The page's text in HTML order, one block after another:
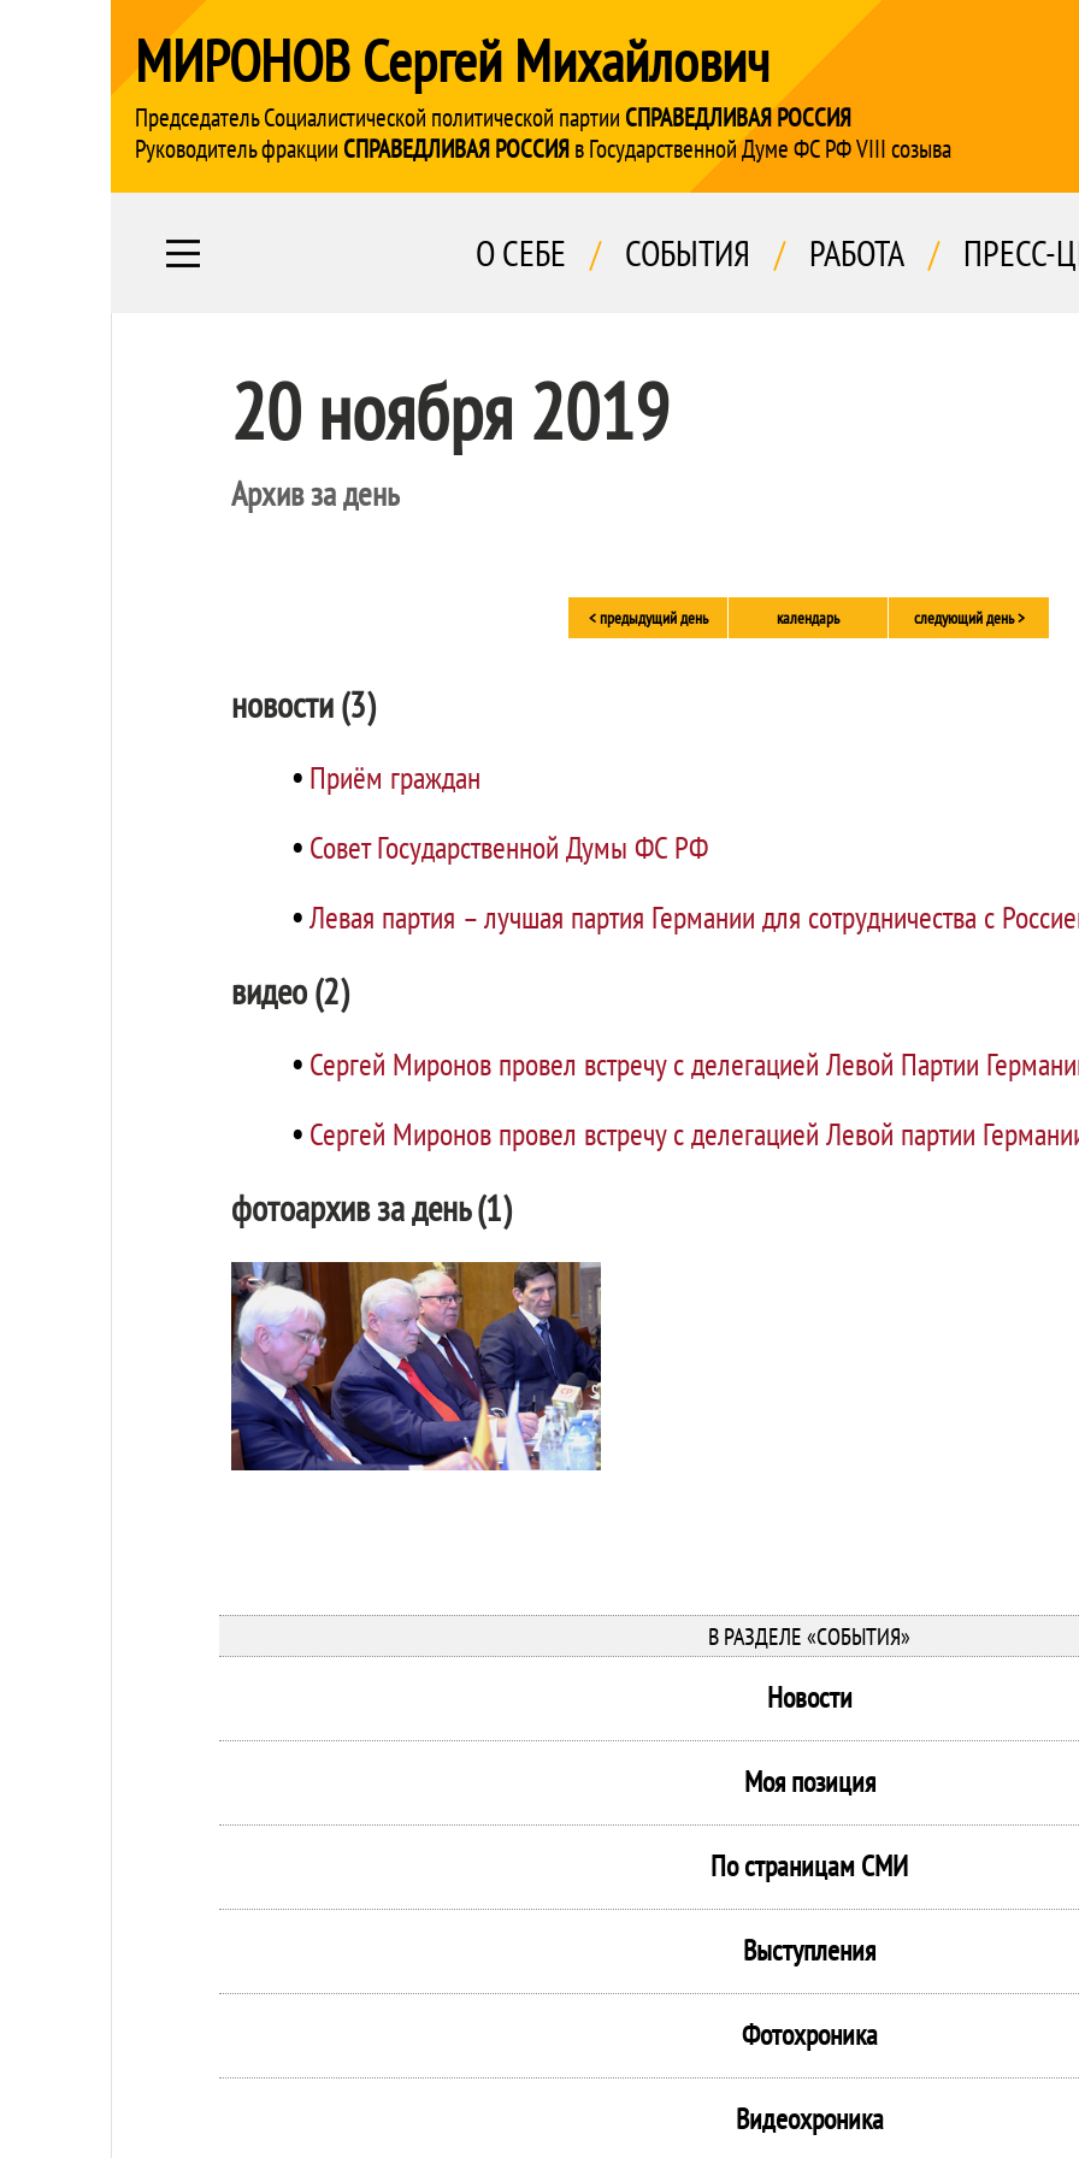
МИРОНОВ Сергей Михайлович
Председатель Социалистической политической партии СПРАВЕДЛИВАЯ РОССИЯ
Руководитель фракции СПРАВЕДЛИВАЯ РОССИЯв Государственной Думе ФС РФ VIII созыва
О СЕБЕ / СОБЫТИЯ / РАБОТА / ПРЕСС-
20 ноября 2019
Архив за день
< предыдущий день календарь следующий день >
новости (3)
• Приём граждан
• Совет Государственной Думы ФС РФ
•Левая партия – лучшая партия Германии для сотрудничества с
видео (2)
• Сергей Миронов провел встречу с делегацией Левой Партии
• Сергей Миронов провел встречу с делегацией Левой партии
фотоархив за день (1)
В РАЗДЕЛЕ «СОБЫТИЯ»
Новости
Моя позиция
По страницам СМИ
Выступления
Фотохроника
Видеохроника